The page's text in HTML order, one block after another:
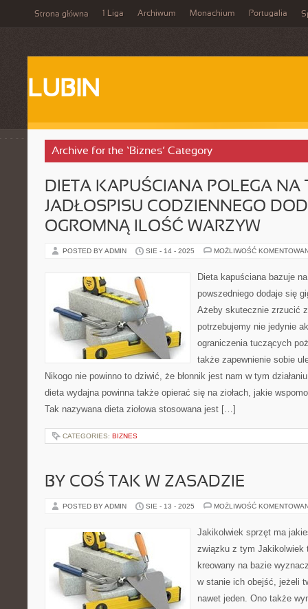
Strona główna 1 Liga Archiwum Monachium Portugalia
LUBIN
Archive for the ‘Biznes’ Category
DIETA KAPUŚCIANA POLEGA NA
JADŁOSPISU CODZIENNEGO
OGROMNĄ ILOŚĆ WARZYW
POSTED BY ADMIN SIE - 14 - 2025 MOŻLIWOŚĆ
Dieta kapuściana bazuje
powszedniego dodaje się
Ażeby skutecznie zrzucić
potrzebujemy nie jedynie
ograniczenia tuczących
także zapewnienie sobie
Nikogo nie powinno to dziwić, że błonnik jest nam w tym
dieta wydajna powinna także opierać się na ziołach, jakie
Tak nazywana dieta ziołowa stosowana jest […]
CATEGORIES: BIZNES
BY COŚ TAK W ZASADZIE
POSTED BY ADMIN SIE - 13 - 2025 MOŻLIWOŚĆ
Jakikolwiek sprzęt ma
związku z tym Jakikolwiek
kreowany na bazie
w stanie ich obejść, jeżeli
nawet jeden. Ono także